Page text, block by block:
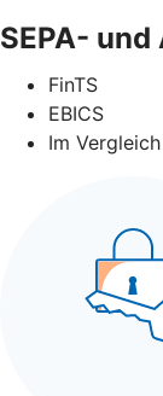
SEPA-
FinTS
EBICS
Im Vergleich